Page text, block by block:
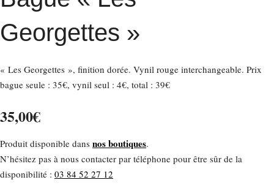
Georgettes »
« Les Georgettes », finition dorée. Vynil rouge interchangeable. Prix
bague seule : 35€, vynil seul : 4€, total : 39€
35,00€
Produit disponible dans nos boutiques.
N’hésitez pas à nous contacter par téléphone pour être sûr de la
disponibilité : 03 84 52 27 12
Ces cookies ne
sont pas
sont nécessaires
au
du site Web.